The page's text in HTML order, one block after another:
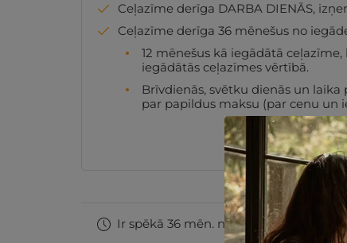
Ceļazīme derīga DARBA DIENĀS,
Ceļazīme derīga 36 mēnešus no
12 mēnešus kā iegādātā
iegādātās ceļazīmes vērtībā.
Brīvdienās, svētku dienās un laika
par papildus maksu (par cenu un
Ir spēkā 36 mēn. no iegādes datuma